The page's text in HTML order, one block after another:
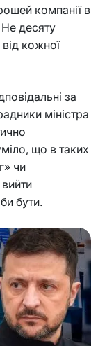
компанії в
Не десяту
кожної
за
міністра
що в таких
чи
бути.